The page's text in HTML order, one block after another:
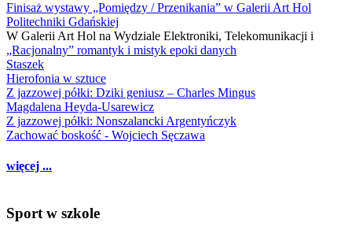
Finisaż wystawy „Pomiędzy / Przenikania” w Galerii Art Hol
Politechniki Gdańskiej
W Galerii Art Hol na Wydziale Elektroniki, Telekomunikacji i
„Racjonalny” romantyk i mistyk epoki danych
Staszek
Hierofonia w sztuce
Z jazzowej półki: Dziki geniusz – Charles Mingus
Magdalena Heyda-Usarewicz
Z jazzowej półki: Nonszalancki Argentyńczyk
Zachować boskość - Wojciech Sęczawa
więcej ...
Sport w szkole